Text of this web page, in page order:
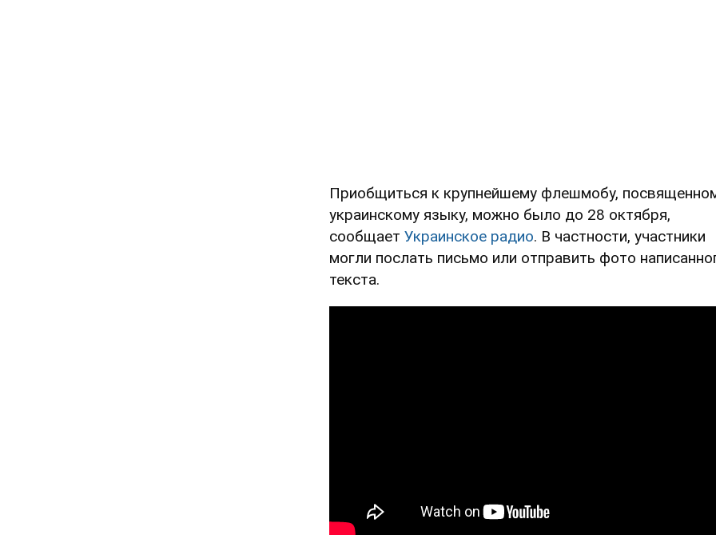
Приобщиться к крупнейшему флешмобу,
украинскому языку, можно было до 28 октября,
сообщает Украинское радио. В частности, участники
могли послать письмо или отправить фото
текста.